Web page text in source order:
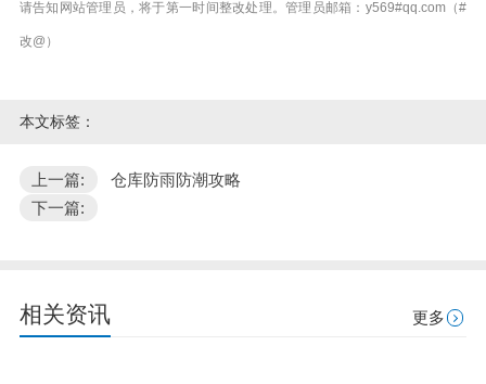
请告知网站管理员，将于第一时间整改处理。管理员邮箱：y569#qq.com（#
改@）
本文标签：
上一篇:
仓库防雨防潮攻略
下一篇:
相关资讯 更多